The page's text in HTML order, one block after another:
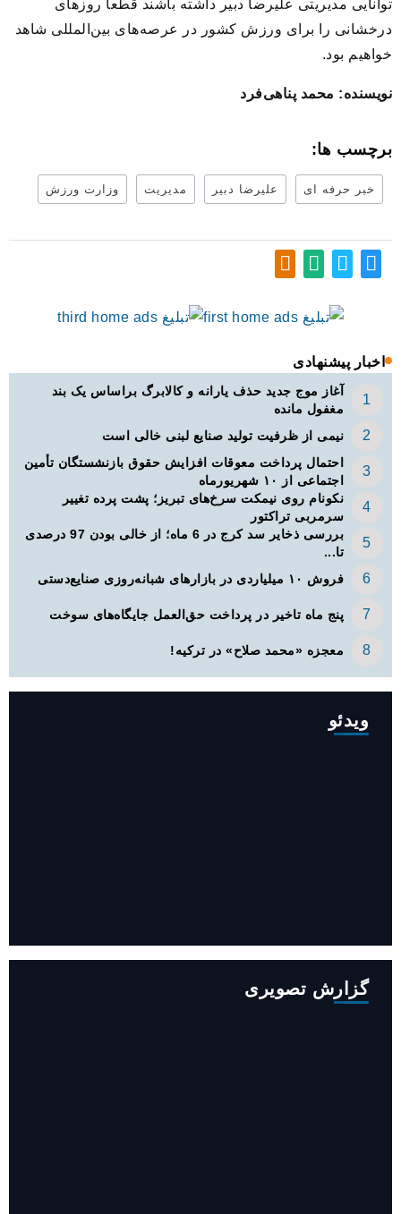
توانایی مدیریتی علیرضا دبیر داشته باشند قطعا روزهای
درخشانی را برای ورزش کشور در عرصه‌های بین‌المللی شاهد
خواهیم بود.
نویسنده: محمد پناهی‌فرد
برچسب ها:
خبر حرفه ای علیرضا دبیر مدیریت وزارت ورزش
اخبار پیشنهادی
آغاز موج جدید حذف یارانه و کالابرگ براساس یک بند
مغفول مانده
نیمی از ظرفیت تولید صنایع لبنی خالی است
احتمال پرداخت معوقات افزایش حقوق بازنشستگان تأمین
اجتماعی از ۱۰ شهریورماه
نکونام روی نیمکت سرخ‌های تبریز؛ پشت پرده تغییر
سرمربی تراکتور
بررسی ذخایر سد کرج در 6 ماه؛ از خالی بودن 97 درصدی
تا...
فروش ۱۰ میلیاردی در بازارهای شبانه‌روزی صنایع‌دستی
پنج ماه تاخیر در پرداخت حق‌العمل جایگاه‌های سوخت
معجزه «محمد صلاح» در ترکیه!
ویدئو
گزارش تصویری